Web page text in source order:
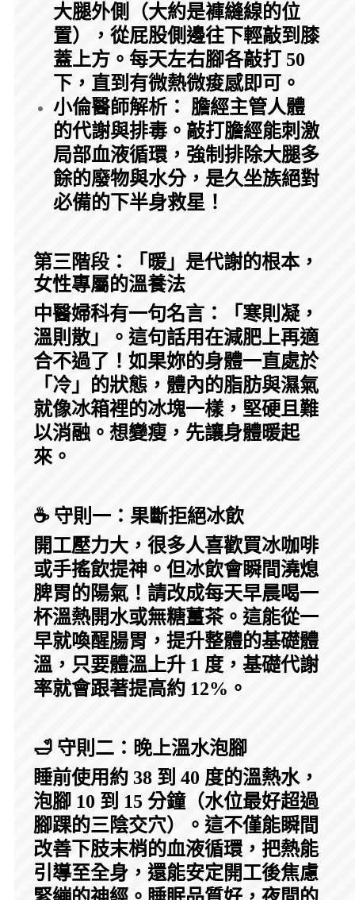
大腿外側（大約是褲縫線的位
置），從屁股側邊往下輕敲到膝
蓋上方。每天左右腳各敲打 50
下，直到有微熱微痠感即可。
小倫醫師解析： 膽經主管人體
的代謝與排毒。敲打膽經能刺激
局部血液循環，強制排除大腿多
餘的廢物與水分，是久坐族絕對
必備的下半身救星！
第三階段：「暖」是代謝的根本，
女性專屬的溫養法
中醫婦科有一句名言：「寒則凝，
溫則散」。這句話用在減肥上再適
合不過了！如果妳的身體一直處於
「冷」的狀態，體內的脂肪與濕氣
就像冰箱裡的冰塊一樣，堅硬且難
以消融。想變瘦，先讓身體暖起
來。
☕ 守則一：果斷拒絕冰飲
開工壓力大，很多人喜歡買冰咖啡
或手搖飲提神。但冰飲會瞬間澆熄
脾胃的陽氣！請改成每天早晨喝一
杯溫熱開水或無糖薑茶。這能從一
早就喚醒腸胃，提升整體的基礎體
溫，只要體溫上升 1 度，基礎代謝
率就會跟著提高約 12%。
🛁 守則二：晚上溫水泡腳
睡前使用約 38 到 40 度的溫熱水，
泡腳 10 到 15 分鐘（水位最好超過
腳踝的三陰交穴）。這不僅能瞬間
改善下肢末梢的血液循環，把熱能
引導至全身，還能安定開工後焦慮